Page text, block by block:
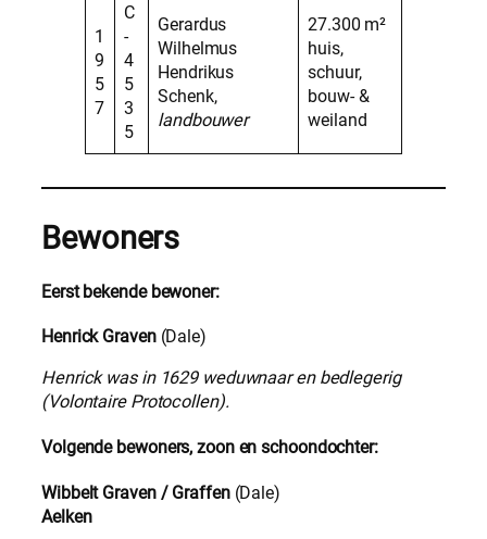
1
9
5
7
C
-
4
5
3
5
Gerardus
Wilhelmus
Hendrikus
Schenk,
landbouwer
27.300 m²
huis,
schuur,
bouw- &
weiland
Bewoners
Eerst bekende bewoner:
Henrick Graven(Dale)
Henrick was in 1629 weduwnaar en bedlegerig
(Volontaire Protocollen).
Volgende bewoners, zoon en schoondochter:
Wibbelt Graven / Graffen(Dale)
Aelken